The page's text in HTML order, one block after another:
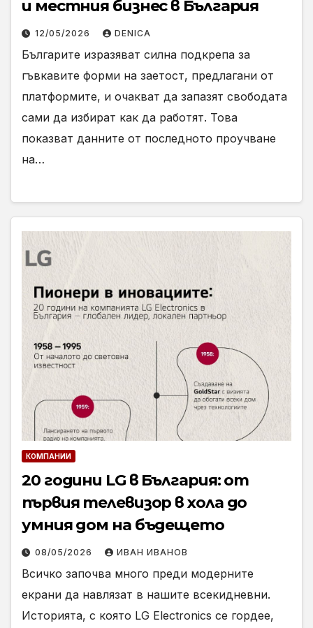
и местния бизнес в България
12/05/2026 DENICA
Българите изразяват силна подкрепа за
гъвкавите форми на заетост, предлагани от
платформите, и очакват да запазят свободата
сами да избират как да работят. Това
показват данните от последното проучване
на…
КОМПАНИИ
20 години LG в България: от
първия телевизор в хола до
умния дом на бъдещето
08/05/2026 ИВАН ИВАНОВ
Всичко започва много преди модерните
екрани да навлязат в нашите всекидневни.
Историята, с която LG Electronics се гордее,